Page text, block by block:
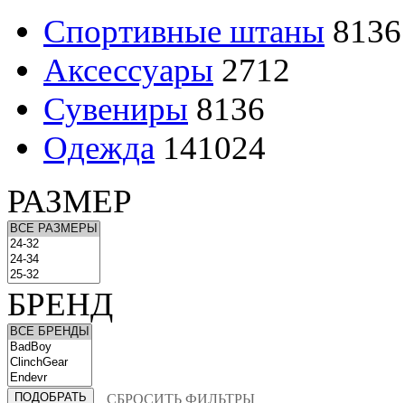
Спортивные штаны 8136
Аксессуары 2712
Сувениры 8136
Одежда 141024
РАЗМЕР
БРЕНД
СБРОСИТЬ ФИЛЬТРЫ